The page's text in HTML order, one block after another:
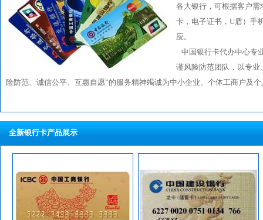
各大银行，可根据客户
卡，电子证书，U盾）手
应。
中国银行卡代办中心专
谨风险防范团队，以专
险防范、诚信公平、互惠自愿”的服务精神竭诚为中小企业、个体工商户及
全新银行卡产品展示